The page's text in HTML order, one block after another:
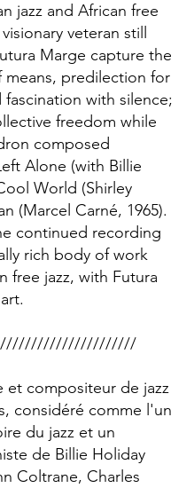
jazz and African free
veteran still
Marge capture the
means, predilection for
with silence;
freedom while
composed
Alone (with Billie
World (Shirley
(Marcel Carné, 1965).
continued recording
rich body of work
free jazz, with Futura
et compositeur de jazz
considéré comme l'un
du jazz et un
de Billie Holiday
Coltrane, Charles